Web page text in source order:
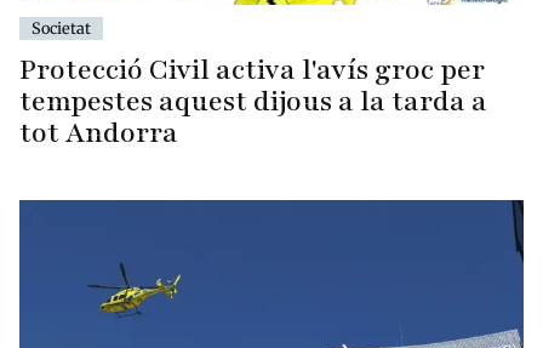
Societat
Protecció Civil activa l'avís groc per
tempestes aquest dijous a la tarda a
tot Andorra